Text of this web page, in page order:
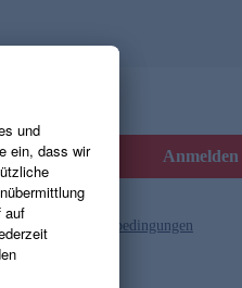
Anmelden
und die Gutscheinbedingungen